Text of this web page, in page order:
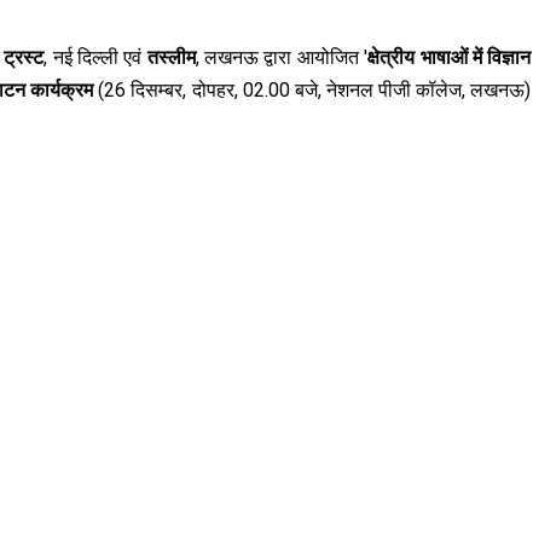
, नई दिल्‍ली एवंतस्‍लीम, लखनऊ द्वारा आयोजित 'क्षेत्रीय भाषाओं में विज्ञान
कार्यक्रम(26 दिसम्‍बर, दोपहर, 02.00 बजे, नेशनल पीजी कॉलेज, लखनऊ)